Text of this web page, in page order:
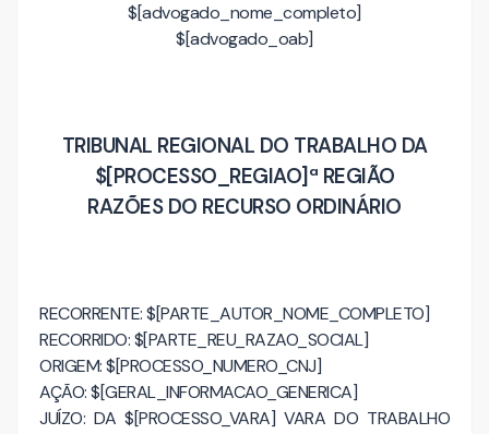
$[advogado_nome_completo]
$[advogado_oab]
TRIBUNAL REGIONAL DO TRABALHO DA
$[PROCESSO_REGIAO]ª REGIÃO
RAZÕES DO RECURSO ORDINÁRIO
RECORRENTE: $[PARTE_AUTOR_NOME_COMPLETO]
RECORRIDO: $[PARTE_REU_RAZAO_SOCIAL]
ORIGEM: $[PROCESSO_NUMERO_CNJ]
AÇÃO: $[GERAL_INFORMACAO_GENERICA]
JUÍZO: DA $[PROCESSO_VARA] VARA DO TRABALHO